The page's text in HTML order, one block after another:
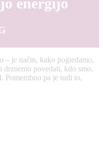
– je način, kako pogledamo,
drznemo povedati, kdo smo,
Pomembno pa je tudi to,